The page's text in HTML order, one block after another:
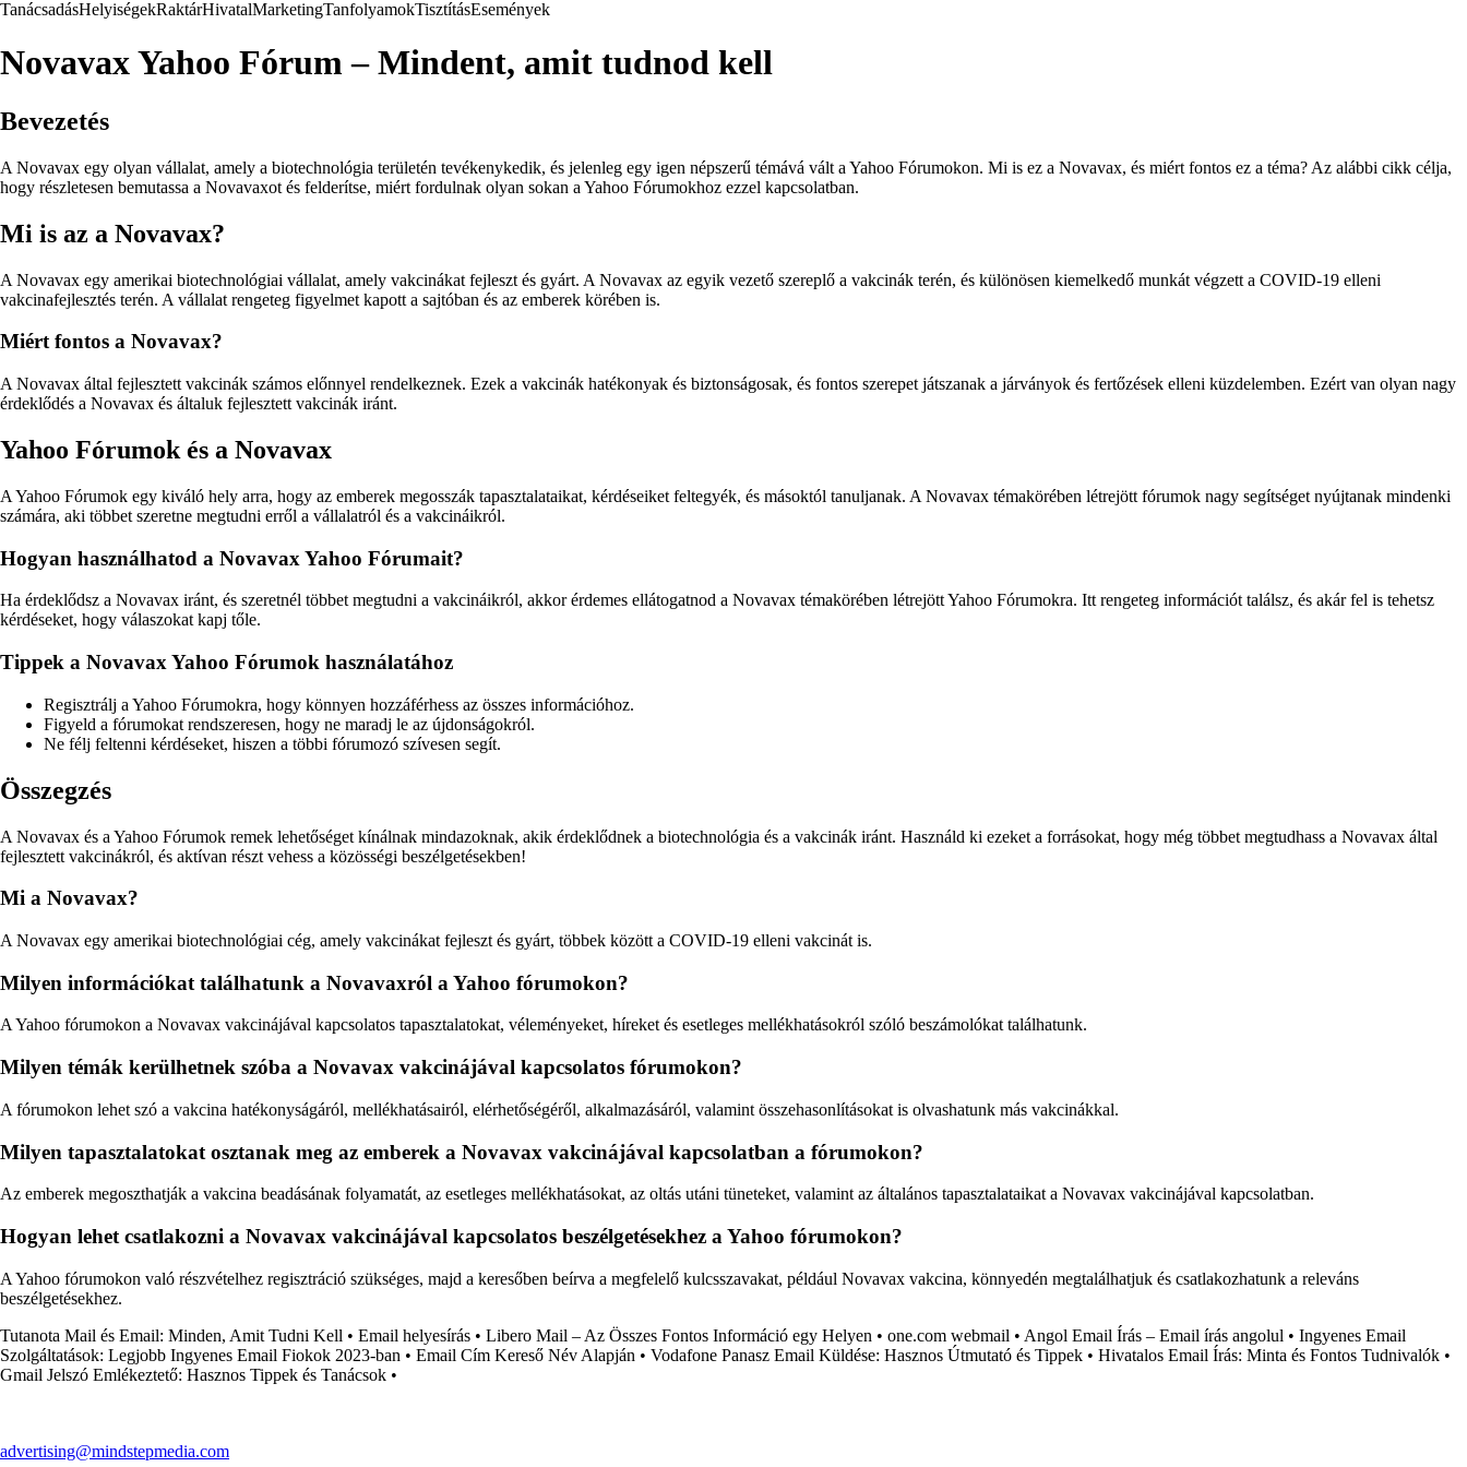
TanácsadásHelyiségekRaktárHivatalMarketingTanfolyamokTisztításEsemények
Novavax Yahoo Fórum – Mindent, amit tudnod kell
Bevezetés
A Novavax egy olyan vállalat, amely a biotechnológia területén tevékenykedik, és jelenleg egy igen népszerű témává vált a Yahoo Fórumokon. Mi is ez a Novavax, és miért fontos ez a téma? Az alábbi cikk célja,
hogy részletesen bemutassa a Novavaxot és felderítse, miért fordulnak olyan sokan a Yahoo Fórumokhoz ezzel kapcsolatban.
Mi is az a Novavax?
A Novavax egy amerikai biotechnológiai vállalat, amely vakcinákat fejleszt és gyárt. A Novavax az egyik vezető szereplő a vakcinák terén, és különösen kiemelkedő munkát végzett a COVID-19 elleni
vakcinafejlesztés terén. A vállalat rengeteg figyelmet kapott a sajtóban és az emberek körében is.
Miért fontos a Novavax?
A Novavax által fejlesztett vakcinák számos előnnyel rendelkeznek. Ezek a vakcinák hatékonyak és biztonságosak, és fontos szerepet játszanak a járványok és fertőzések elleni küzdelemben. Ezért van olyan nagy
érdeklődés a Novavax és általuk fejlesztett vakcinák iránt.
Yahoo Fórumok és a Novavax
A Yahoo Fórumok egy kiváló hely arra, hogy az emberek megosszák tapasztalataikat, kérdéseiket feltegyék, és másoktól tanuljanak. A Novavax témakörében létrejött fórumok nagy segítséget nyújtanak mindenki
számára, aki többet szeretne megtudni erről a vállalatról és a vakcináikról.
Hogyan használhatod a Novavax Yahoo Fórumait?
Ha érdeklődsz a Novavax iránt, és szeretnél többet megtudni a vakcináikról, akkor érdemes ellátogatnod a Novavax témakörében létrejött Yahoo Fórumokra. Itt rengeteg információt találsz, és akár fel is tehetsz
kérdéseket, hogy válaszokat kapj tőle.
Tippek a Novavax Yahoo Fórumok használatához
Regisztrálj a Yahoo Fórumokra, hogy könnyen hozzáférhess az összes információhoz.
Figyeld a fórumokat rendszeresen, hogy ne maradj le az újdonságokról.
Ne félj feltenni kérdéseket, hiszen a többi fórumozó szívesen segít.
Összegzés
A Novavax és a Yahoo Fórumok remek lehetőséget kínálnak mindazoknak, akik érdeklődnek a biotechnológia és a vakcinák iránt. Használd ki ezeket a forrásokat, hogy még többet megtudhass a Novavax által
fejlesztett vakcinákról, és aktívan részt vehess a közösségi beszélgetésekben!
Mi a Novavax?
A Novavax egy amerikai biotechnológiai cég, amely vakcinákat fejleszt és gyárt, többek között a COVID-19 elleni vakcinát is.
Milyen információkat találhatunk a Novavaxról a Yahoo fórumokon?
A Yahoo fórumokon a Novavax vakcinájával kapcsolatos tapasztalatokat, véleményeket, híreket és esetleges mellékhatásokról szóló beszámolókat találhatunk.
Milyen témák kerülhetnek szóba a Novavax vakcinájával kapcsolatos fórumokon?
A fórumokon lehet szó a vakcina hatékonyságáról, mellékhatásairól, elérhetőségéről, alkalmazásáról, valamint összehasonlításokat is olvashatunk más vakcinákkal.
Milyen tapasztalatokat osztanak meg az emberek a Novavax vakcinájával kapcsolatban a fórumokon?
Az emberek megoszthatják a vakcina beadásának folyamatát, az esetleges mellékhatásokat, az oltás utáni tüneteket, valamint az általános tapasztalataikat a Novavax vakcinájával kapcsolatban.
Hogyan lehet csatlakozni a Novavax vakcinájával kapcsolatos beszélgetésekhez a Yahoo fórumokon?
A Yahoo fórumokon való részvételhez regisztráció szükséges, majd a keresőben beírva a megfelelő kulcsszavakat, például Novavax vakcina, könnyedén megtalálhatjuk és csatlakozhatunk a releváns
beszélgetésekhez.
Tutanota Mail és Email: Minden, Amit Tudni Kell • Email helyesírás • Libero Mail – Az Összes Fontos Információ egy Helyen • one.com webmail • Angol Email Írás – Email írás angolul • Ingyenes Email
Szolgáltatások: Legjobb Ingyenes Email Fiokok 2023-ban • Email Cím Kereső Név Alapján • Vodafone Panasz Email Küldése: Hasznos Útmutató és Tippek • Hivatalos Email Írás: Minta és Fontos Tudnivalók •
Gmail Jelszó Emlékeztető: Hasznos Tippek és Tanácsok •
advertising@mindstepmedia.com